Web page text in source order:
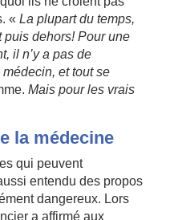
« La plupart du temps,
puis dehors! Pour une
il n’y a pas de
et tout se
Mais pour les vrais
la médecine
qui peuvent
entendu des propos
dangereux. Lors
a affirmé aux